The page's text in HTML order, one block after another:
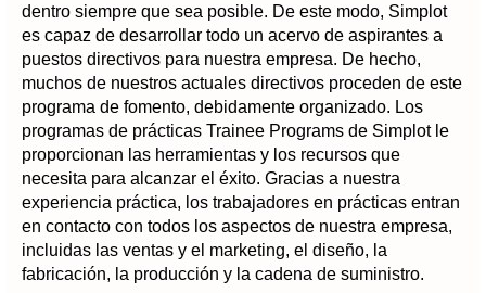
dentro siempre que sea posible. De este modo, Simplot
es capaz de desarrollar todo un acervo de aspirantes a
puestos directivos para nuestra empresa. De hecho,
muchos de nuestros actuales directivos proceden de este
programa de fomento, debidamente organizado. Los
programas de prácticas Trainee Programs de Simplot le
proporcionan las herramientas y los recursos que
necesita para alcanzar el éxito. Gracias a nuestra
experiencia práctica, los trabajadores en prácticas entran
en contacto con todos los aspectos de nuestra empresa,
incluidas las ventas y el marketing, el diseño, la
fabricación, la producción y la cadena de suministro.